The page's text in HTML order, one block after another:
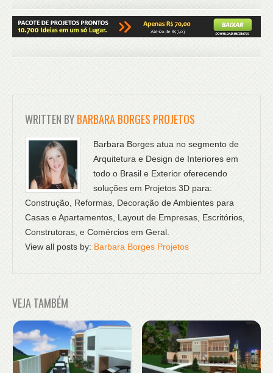
WRITTEN BYBARBARA BORGES PROJETOS
Barbara Borges atua no segmento de
Arquitetura e Design de Interiores em
todo o Brasil e Exterior oferecendo
soluções em Projetos 3D para:
Construção, Reformas, Decoração de Ambientes para
Casas e Apartamentos, Layout de Empresas, Escritórios,
Construtoras, e Comércios em Geral.
View all posts by: Barbara Borges Projetos
VEJA TAMBÉM